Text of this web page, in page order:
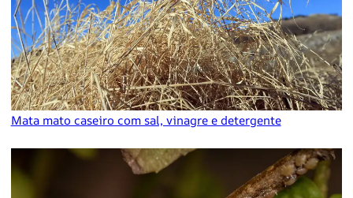
Mata mato caseiro com sal, vinagre e detergente